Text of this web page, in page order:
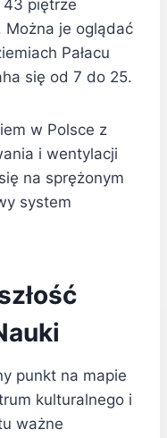
43 piętrze
Można je oglądać
Pałacu
się od 7 do 25.
w Polsce z
i wentylacji
na sprężonym
system
punkt na mapie
kulturalnego i
ważne